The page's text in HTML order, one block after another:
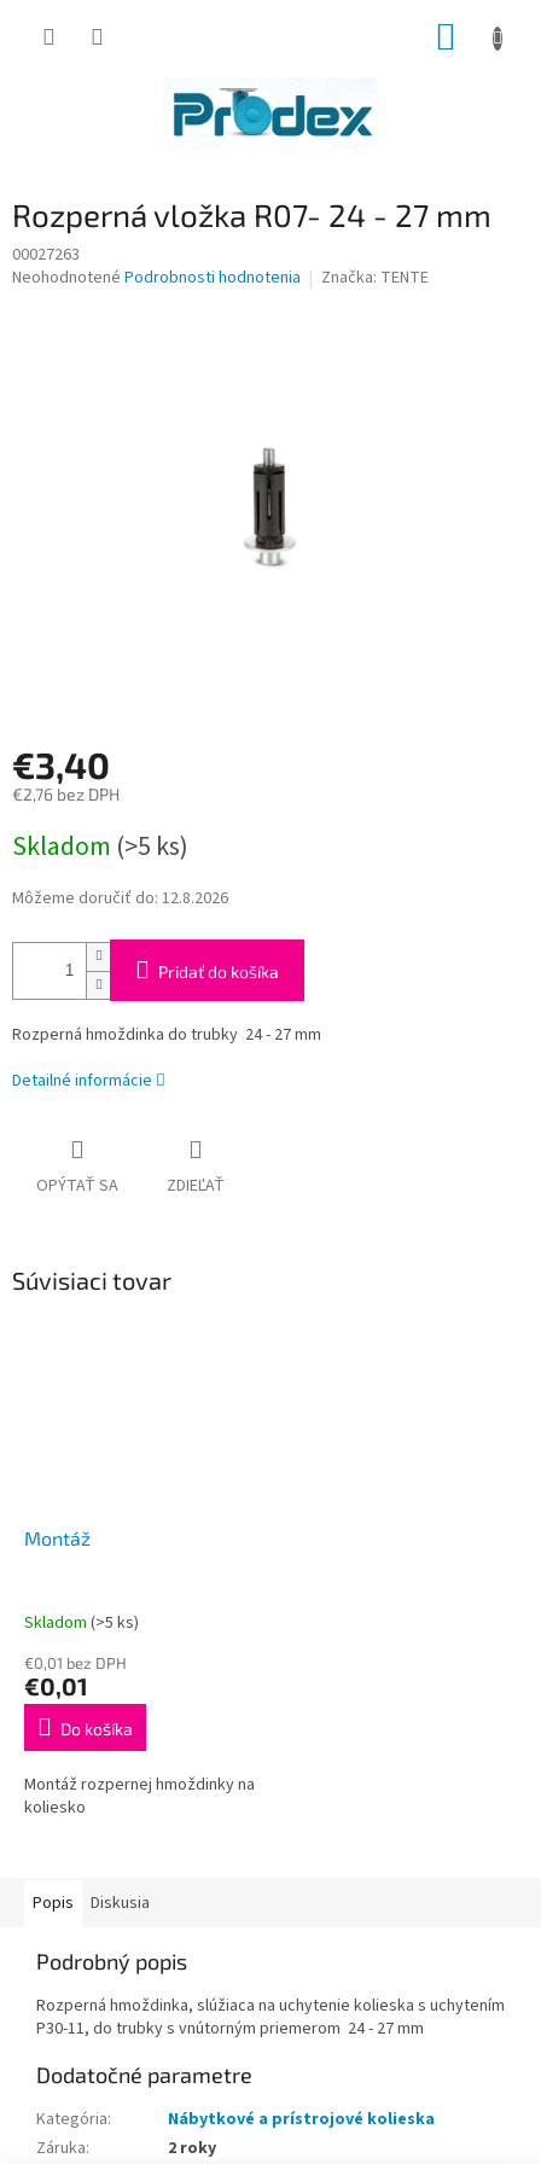
Rozperná vložka R07- 24 - 27 mm
00027263
Priemerné
Neohodnotené Podrobnosti hodnotenia Značka: TENTE
€3,40
€2,76 bez DPH
cena:
Skladom (>5 ks)
Môžeme doručiť do: 12.8.2026
Pridať do košíka
Rozperná hmoždinka do trubky 24 - 27 mm
Detailné informácie
OPÝTAŤ SA ZDIEĽAŤ
Súvisiaci tovar
Montáž
Skladom (>5 ks)
€0,01 bez DPH
€0,01
Do košíka
Montáž rozpernej hmoždinky na
koliesko
Popis Diskusia
Podrobný popis
Rozperná hmoždinka, slúžiaca na uchytenie kolieska s uchytením
P30-11, do trubky s vnútorným priemerom 24 - 27 mm
Dodatočné parametre
Kategória:
Nábytkové a prístrojové kolieska
Záruka: 2 roky